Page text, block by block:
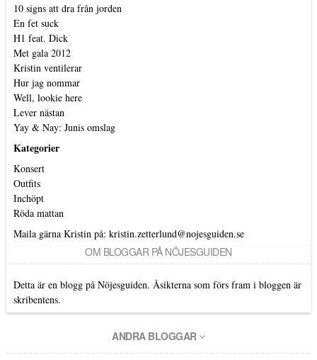
10 signs att dra från jorden
En fet suck
H1 feat. Dick
Met gala 2012
Kristin ventilerar
Hur jag nommar
Well, lookie here
Lever nästan
Yay & Nay: Junis omslag
Kategorier
Konsert
Outfits
Inchöpt
Röda mattan
Maila gärna Kristin på: kristin.zetterlund@nojesguiden.se
OM BLOGGAR PÅ NÖJESGUIDEN
Detta är en blogg på Nöjesguiden. Åsikterna som förs fram i bloggen är
skribentens.
ANDRA BLOGGAR